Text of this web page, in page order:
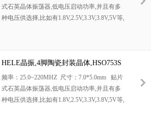
式石英晶体振荡器,低电压启动功率,并且有多
种电压供选择,比如有1.8V,2.5V,3.3V,3.8V,5V等,
Express的SDH / SONET发射基站等领域.符合
RoHS/无铅.
HELE晶振,4脚陶瓷封装晶体,HSO753S
晶振
频率：25.0~220MHZ 尺寸：7.0*5.0mm 贴片
式石英晶体振荡器,低电压启动功率,并且有多
种电压供选择,比如有1.8V,2.5V,3.3V,3.8V,5V等,